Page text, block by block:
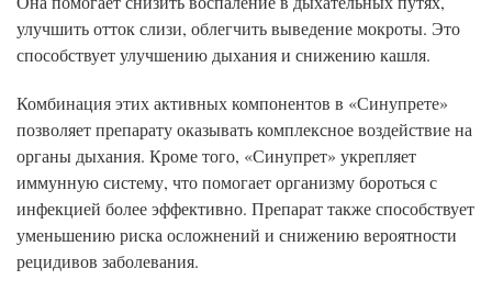
улучшить отток слизи, облегчить выведение мокроты. Это
способствует улучшению дыхания и снижению кашля.
Комбинация этих активных компонентов в «Синупрете»
позволяет препарату оказывать комплексное воздействие на
органы дыхания. Кроме того, «Синупрет» укрепляет
иммунную систему, что помогает организму бороться с
инфекцией более эффективно. Препарат также способствует
уменьшению риска осложнений и снижению вероятности
рецидивов заболевания.